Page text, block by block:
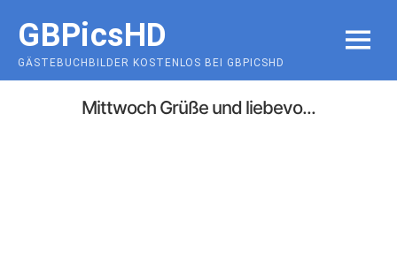
content
GBPicsHD
GÄSTEBUCHBILDER KOSTENLOS BEI GBPICSHD
MENU
Mittwoch Grüße und liebevo...